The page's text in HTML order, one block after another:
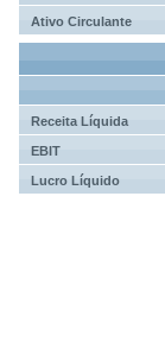
Ativo Circulante
Receita Líquida
EBIT
Lucro Líquido